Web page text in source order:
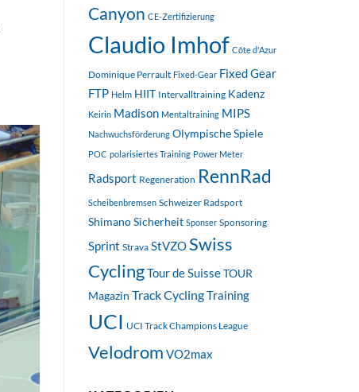
Canyon CE-Zertifizierung
Claudio Imhof Côte d'Azur
Dominique Perrault Fixed-Gear Fixed Gear
FTP Helm HIIT Intervalltraining Kadenz
Keirin Madison Mentaltraining MIPS
Nachwuchsförderung Olympische Spiele
POC polarisiertes Training Power Meter
Radsport Regeneration RennRad
Scheibenbremsen Schweizer Radsport
ShimanoSicherheit Sponser Sponsoring
Sprint Strava StVZOSwiss
CyclingTour de SuisseTOUR
Magazin Track CyclingTraining
UCI UCI Track Champions League
Velodrom VO2max